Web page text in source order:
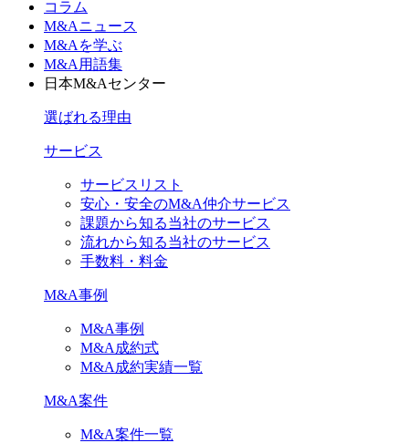
コラム
M&Aニュース
M&Aを学ぶ
M&A用語集
日本M&Aセンター
選ばれる理由
サービス
サービスリスト
安心・安全のM&A仲介サービス
課題から知る当社のサービス
流れから知る当社のサービス
手数料・料金
M&A事例
M&A事例
M&A成約式
M&A成約実績一覧
M&A案件
M&A案件一覧